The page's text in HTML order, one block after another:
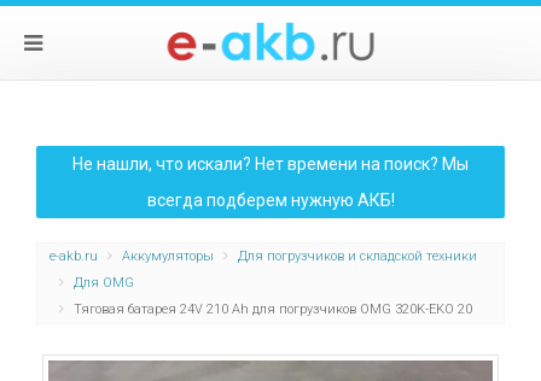
Не нашли, что искали? Нет времени на поиск? Мы
всегда подберем нужную АКБ!
e-akb.ru Аккумуляторы
Для погрузчиков и складской техники
Для OMG
Тяговая батарея 24V 210 Ah для погрузчиков OMG 320K-EKO 20